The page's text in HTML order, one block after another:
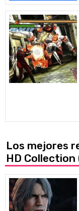
Los mejores
HD Collection